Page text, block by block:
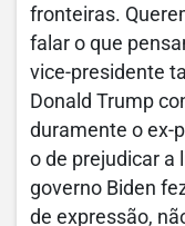
fronteiras.
falar o que
vice-presidente
Donald Trump
duramente o ex-
o de prejudicar a
governo Biden
de expressão,